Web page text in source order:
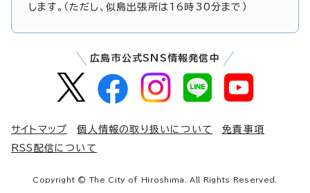
します。（ただし、似島出張所は16時30分まで）
広島市公式SNS情報発信中
サイトマップ 個人情報の取り扱いについて
免責事項
RSS配信について
Copyright © The City of Hiroshima. All Rights Reserved.